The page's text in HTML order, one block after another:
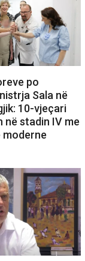
po
Sala në
10-vjeçari
stadin IV me
moderne